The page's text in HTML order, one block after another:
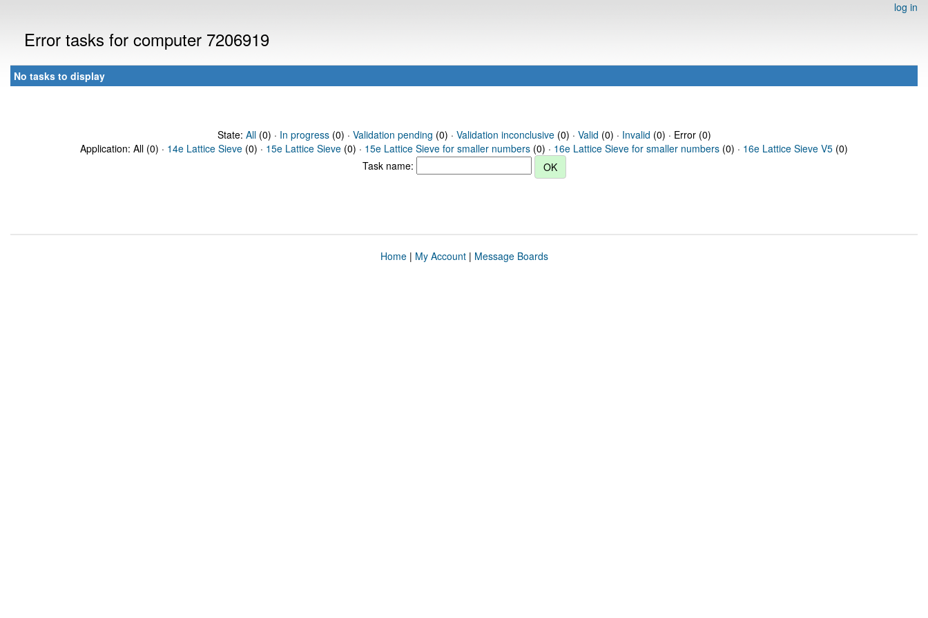
log in
Error tasks for computer 7206919
No tasks to display
State: All(0) · In progress(0) · Validation pending (0) · Validation inconclusive(0) · Valid (0) · Invalid (0) · Error (0)
Application: All (0) · 14e Lattice Sieve (0) · 15e Lattice Sieve (0) · 15e Lattice Sieve for smaller numbers (0) · 16e Lattice Sieve for smaller numbers (0) · 16e Lattice Sieve V5 (0)
Task name:
Home| My Account| Message Boards